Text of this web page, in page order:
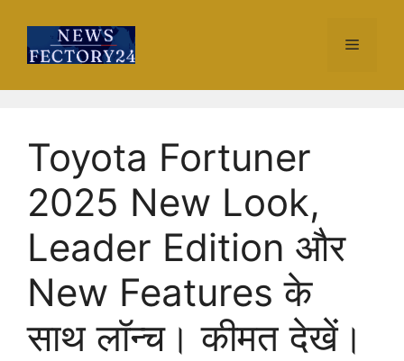
content
Menu
Toyota Fortuner
2025 New Look,
Leader Edition और
New Features के
साथ लॉन्च। कीमत देखें।